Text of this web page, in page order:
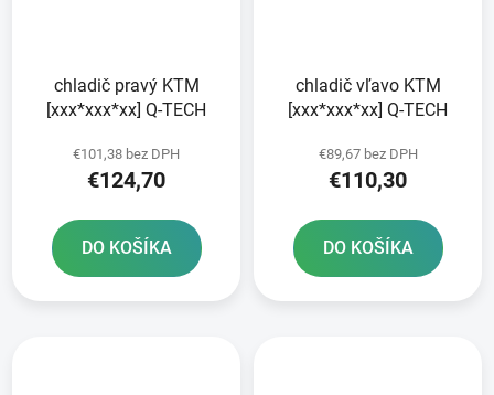
chladič pravý KTM
[xxx*xxx*xx] Q-TECH
€101,38 bez DPH
€124,70
DO KOŠÍKA
chladič vľavo KTM
[xxx*xxx*xx] Q-TECH
€89,67 bez DPH
€110,30
DO KOŠÍKA